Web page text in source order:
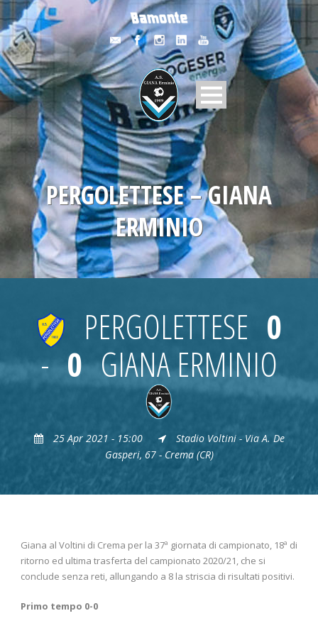
PERGOLETTESE – GIANA
ERMINIO
PERGOLETTESE 0
- 0 GIANA ERMINIO
25 Apr 2021 - 15:00
Stadio Voltini - Via A. De
Gasperi, 67 - Crema (CR)
Giana al Voltini di Crema per la 37ª giornata di campionato, 18ª di
ritorno ed ultima trasferta del campionato 2020/21, che si
conclude senza reti, allungando a 8 la striscia di risultati positivi.
Primo tempo 0-0